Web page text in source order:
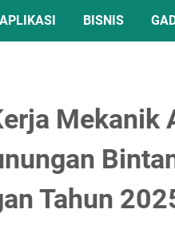
APLIKASI BISNIS
Mekanik
Tahun